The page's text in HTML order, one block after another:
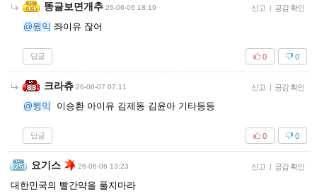
똥글보면개추 26-06-06 18:19 신고 | 공감 확인
@뮝익 좌이유 잖어
답글 0
0
크라츄 26-06-07 07:11 신고 | 공감 확인
@뮝익 이승환 아이유 김제동 김윤아 기타등등
답글 0
0
요기스 26-06-06 13:23 신고 | 공감 확인
대한민국의 빨간약을 풀지마라